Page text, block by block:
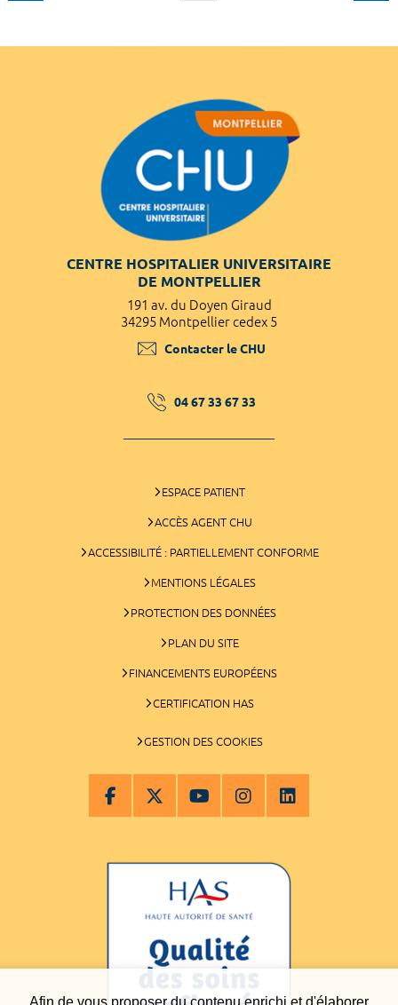
Afin de vous proposer du contenu enrichi et d'élaborer
CENTRE HOSPITALIER UNIVERSITAIRE
DE MONTPELLIER
191 av. du Doyen Giraud
34295 Montpellier cedex 5
Contacter le CHU
04 67 33 67 33
ESPACE PATIENT
ACCÈS AGENT CHU
ACCESSIBILITÉ : PARTIELLEMENT CONFORME
MENTIONS LÉGALES
PROTECTION DES DONNÉES
PLAN DU SITE
FINANCEMENTS EUROPÉENS
CERTIFICATION HAS
GESTION DES COOKIES